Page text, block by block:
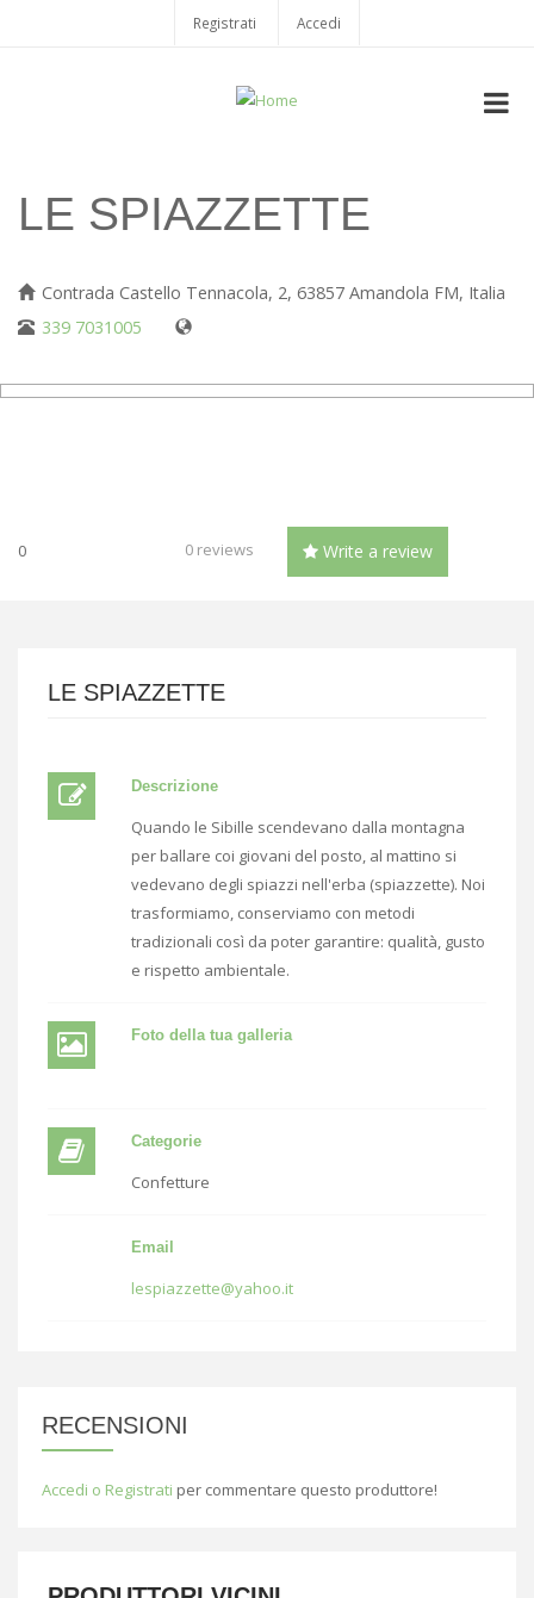
Registrati Accedi
LE SPIAZZETTE
Contrada Castello Tennacola, 2, 63857 Amandola FM, Italia
339 7031005
0 0 reviews Write a review
LE SPIAZZETTE
Descrizione
Quando le Sibille scendevano dalla montagna
per ballare coi giovani del posto, al mattino si
vedevano degli spiazzi nell'erba (spiazzette). Noi
trasformiamo, conserviamo con metodi
tradizionali così da poter garantire: qualità, gusto
e rispetto ambientale.
Foto della tua galleria
Categorie
Confetture
Email
lespiazzette@yahoo.it
RECENSIONI
Accedi o Registrati per commentare questo produttore!